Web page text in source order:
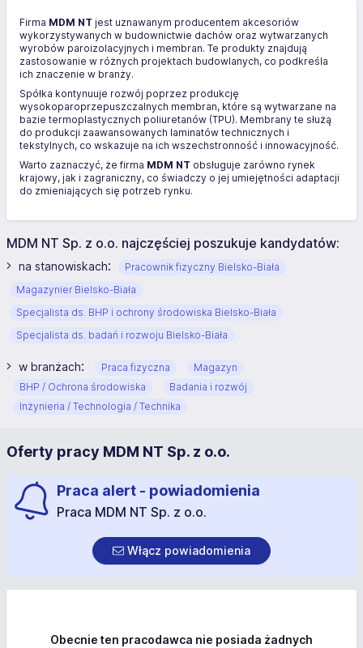
Firma MDM NT jest uznawanym producentem akcesoriów
wykorzystywanych w budownictwie dachów oraz wytwarzanych
wyrobów paroizolacyjnych i membran. Te produkty znajdują
zastosowanie w różnych projektach budowlanych, co podkreśla
ich znaczenie w branży.
Spółka kontynuuje rozwój poprzez produkcję
wysokoparoprzepuszczalnych membran, które są wytwarzane na
bazie termoplastycznych poliuretanów (TPU). Membrany te służą
do produkcji zaawansowanych laminatów technicznych i
tekstylnych, co wskazuje na ich wszechstronność i innowacyjność.
Warto zaznaczyć, że firma MDM NT obsługuje zarówno rynek
krajowy, jak i zagraniczny, co świadczy o jej umiejętności adaptacji
do zmieniających się potrzeb rynku.
MDM NT Sp. z o.o. najczęściej poszukuje kandydatów:
na stanowiskach:
Pracownik fizyczny Bielsko-Biała
Magazynier Bielsko-Biała
Specjalista ds. BHP i ochrony środowiska Bielsko-Biała
Specjalista ds. badań i rozwoju Bielsko-Biała
w branżach: Praca fizyczna
Magazyn
BHP / Ochrona środowiska
Badania i rozwój
Inżynieria / Technologia / Technika
Oferty pracy MDM NT Sp. z o.o.
Praca alert - powiadomienia
Praca MDM NT Sp. z o.o.
Włącz powiadomienia
Obecnie ten pracodawca nie posiada żadnych